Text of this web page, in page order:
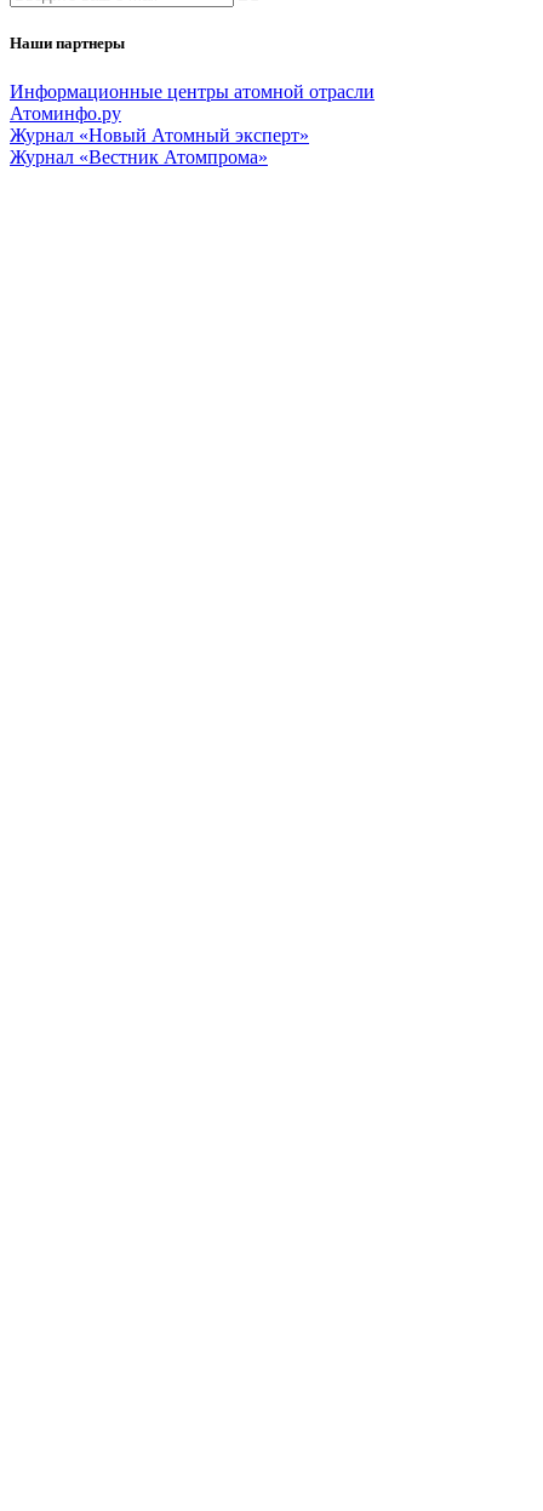
Наши партнеры
Информационные центры атомной отрасли
Атоминфо.ру
Журнал «Новый Атомный эксперт»
Журнал «Вестник Атомпрома»